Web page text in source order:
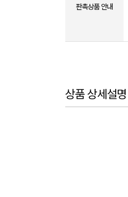
판촉상품 안내
상품 상세설명